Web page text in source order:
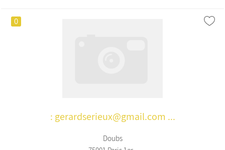
0
: gerardserieux@gmail.com ...
Doubs